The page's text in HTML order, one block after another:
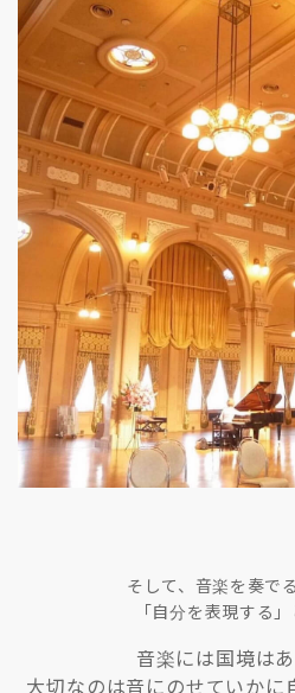
そして、音楽を奏で
「自分を表現する」
音楽には国境はあ
大切なのは音にのせていかに